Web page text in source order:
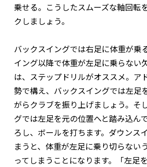
乗せる。こうしたスムーズな軸回転
クしましょう。
バックスイングでは右足に体重が乗
イング以降で体重が左足に乗らない
は、ステップドリルがオススメ。ア
勢で構え、バックスイングでは左足
がらクラブを振り上げましょう。そ
グでは左足を元の位置へと踏み込ん
ろし、ボールを打ちます。ダウンス
まうと、体重が左足に乗り切らない
ってしまうことになります。「左足